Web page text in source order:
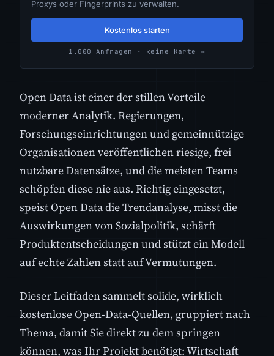
Proxys oder Fingerprints zu verwalten.
Kostenlos starten
1.000 Anfragen · keine Karte →
Open Data ist einer der stillen Vorteile
moderner Analytik. Regierungen,
Forschungseinrichtungen und gemeinnützige
Organisationen veröffentlichen riesige, frei
nutzbare Datensätze, und die meisten Teams
schöpfen diese nie aus. Richtig eingesetzt,
speist Open Data die Trendanalyse, misst die
Auswirkungen von Sozialpolitik, schärft
Produktentscheidungen und stützt ein Modell
auf echte Zahlen statt auf Vermutungen.
Dieser Leitfaden sammelt solide, wirklich
kostenlose Open-Data-Quellen, gruppiert nach
Thema, damit Sie direkt zu dem springen
können, was Ihr Projekt benötigt: Wirtschaft